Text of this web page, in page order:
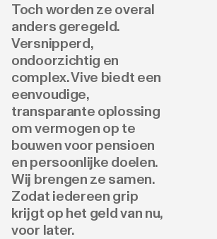
Toch worden ze overal
anders geregeld.
Versnipperd,
ondoorzichtig en
complex. Vive biedt een
eenvoudige,
transparante oplossing
om vermogen op te
bouwen voor pensioen
en persoonlijke doelen.
Wij brengen ze samen.
Zodat iedereen grip
krijgt op het geld van nu,
voor later.